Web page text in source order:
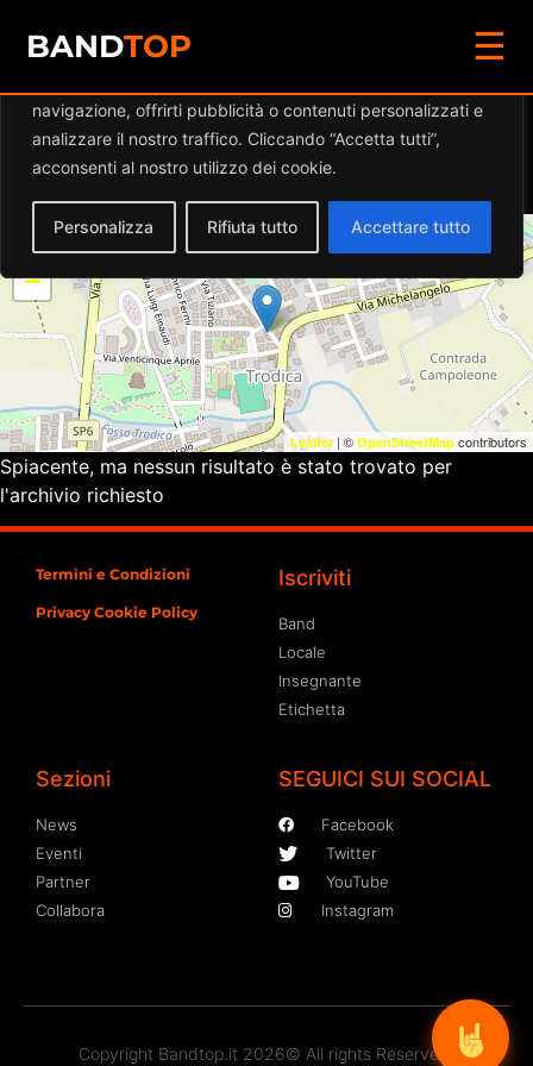
Diamo valore alla tua privacy
navigazione, offrirti pubblicità o contenuti personalizzati e
analizzare il nostro traffico. Cliccando “Accetta tutti”,
acconsenti al nostro utilizzo dei cookie.
Personalizza Rifiuta tutto Accettare tutto
BANDTOP
☰
Eventi aDRUNK IN
PUBLIC
+
−
Leaflet| © OpenStreetMap contributors
Spiacente, ma nessun risultato è stato trovato per
l'archivio richiesto
Termini e Condizioni
Privacy Cookie Policy
Iscriviti
Band
Locale
Insegnante
Etichetta
Sezioni
News
Eventi
Partner
Collabora
SEGUICI SUI SOCIAL
Facebook
Twitter
YouTube
Instagram
Copyright Bandtop.it 2026© All rights Reserved.